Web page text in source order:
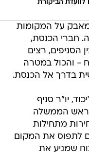
הביקורת
על המקומות
חברי הכנסת,
הסניפים, רצים
- והכול במטרה
בדרך אל הכנסת.
יו"ר סניף
ראש הממשלה
מתחילות
לתפוס את המקום
שמניע את